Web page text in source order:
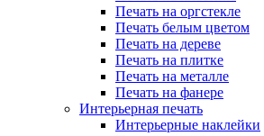
Печать на оргстекле
Печать белым цветом
Печать на дереве
Печать на плитке
Печать на металле
Печать на фанере
Интерьерная печать
Интерьерные наклейки